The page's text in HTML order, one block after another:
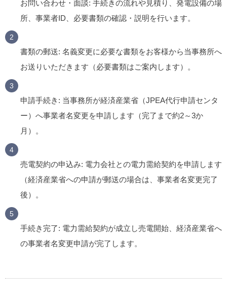
お問い合わせ・面談: 手続きの流れや見積り、発電設備の場
所、事業者ID、必要書類の確認・説明を行います。
書類の郵送: 名義変更に必要な書類をお客様から当事務所へ
お送りいただきます（必要書類はご案内します）。
申請手続き : 当事務所が経済産業省（JPEA代行申請センタ
ー）へ事業者名変更を申請します（完了まで約2～3か
月）。
売電契約の申込み: 電力会社との電力需給契約を申請します
（経済産業省への申請が郵送の場合は、事業者名変更完了
後）。
手続き完了: 電力需給契約が成立し売電開始、経済産業省へ
の事業者名変更申請が完了します。